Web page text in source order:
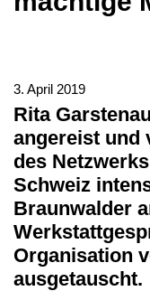
3. April 2019
Rita
angereist und
des
Schweiz
Braunwalder
Organisation
ausgetauscht.